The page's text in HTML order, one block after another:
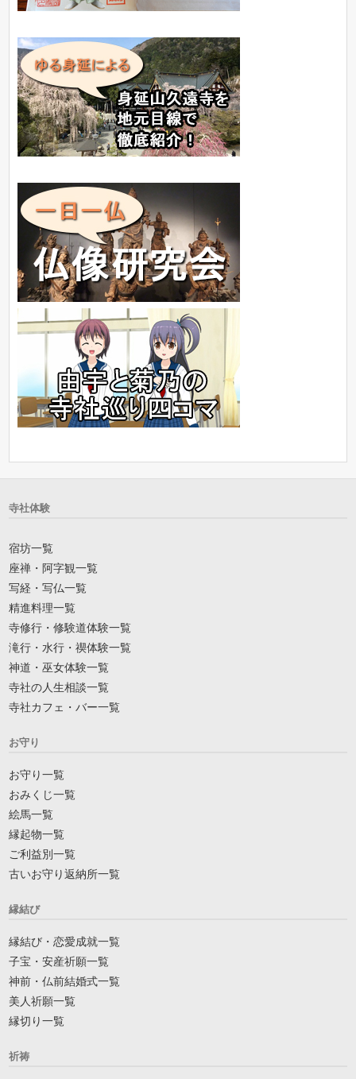
寺社体験
宿坊一覧
座禅・阿字観一覧
写経・写仏一覧
精進料理一覧
寺修行・修験道体験一覧
滝行・水行・禊体験一覧
神道・巫女体験一覧
寺社の人生相談一覧
寺社カフェ・バー一覧
お守り
お守り一覧
おみくじ一覧
絵馬一覧
縁起物一覧
ご利益別一覧
古いお守り返納所一覧
縁結び
縁結び・恋愛成就一覧
子宝・安産祈願一覧
神前・仏前結婚式一覧
美人祈願一覧
縁切り一覧
祈祷